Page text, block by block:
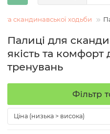
та скандинавської ходьби
Палиці для
якість та
тренувань
Фільтр